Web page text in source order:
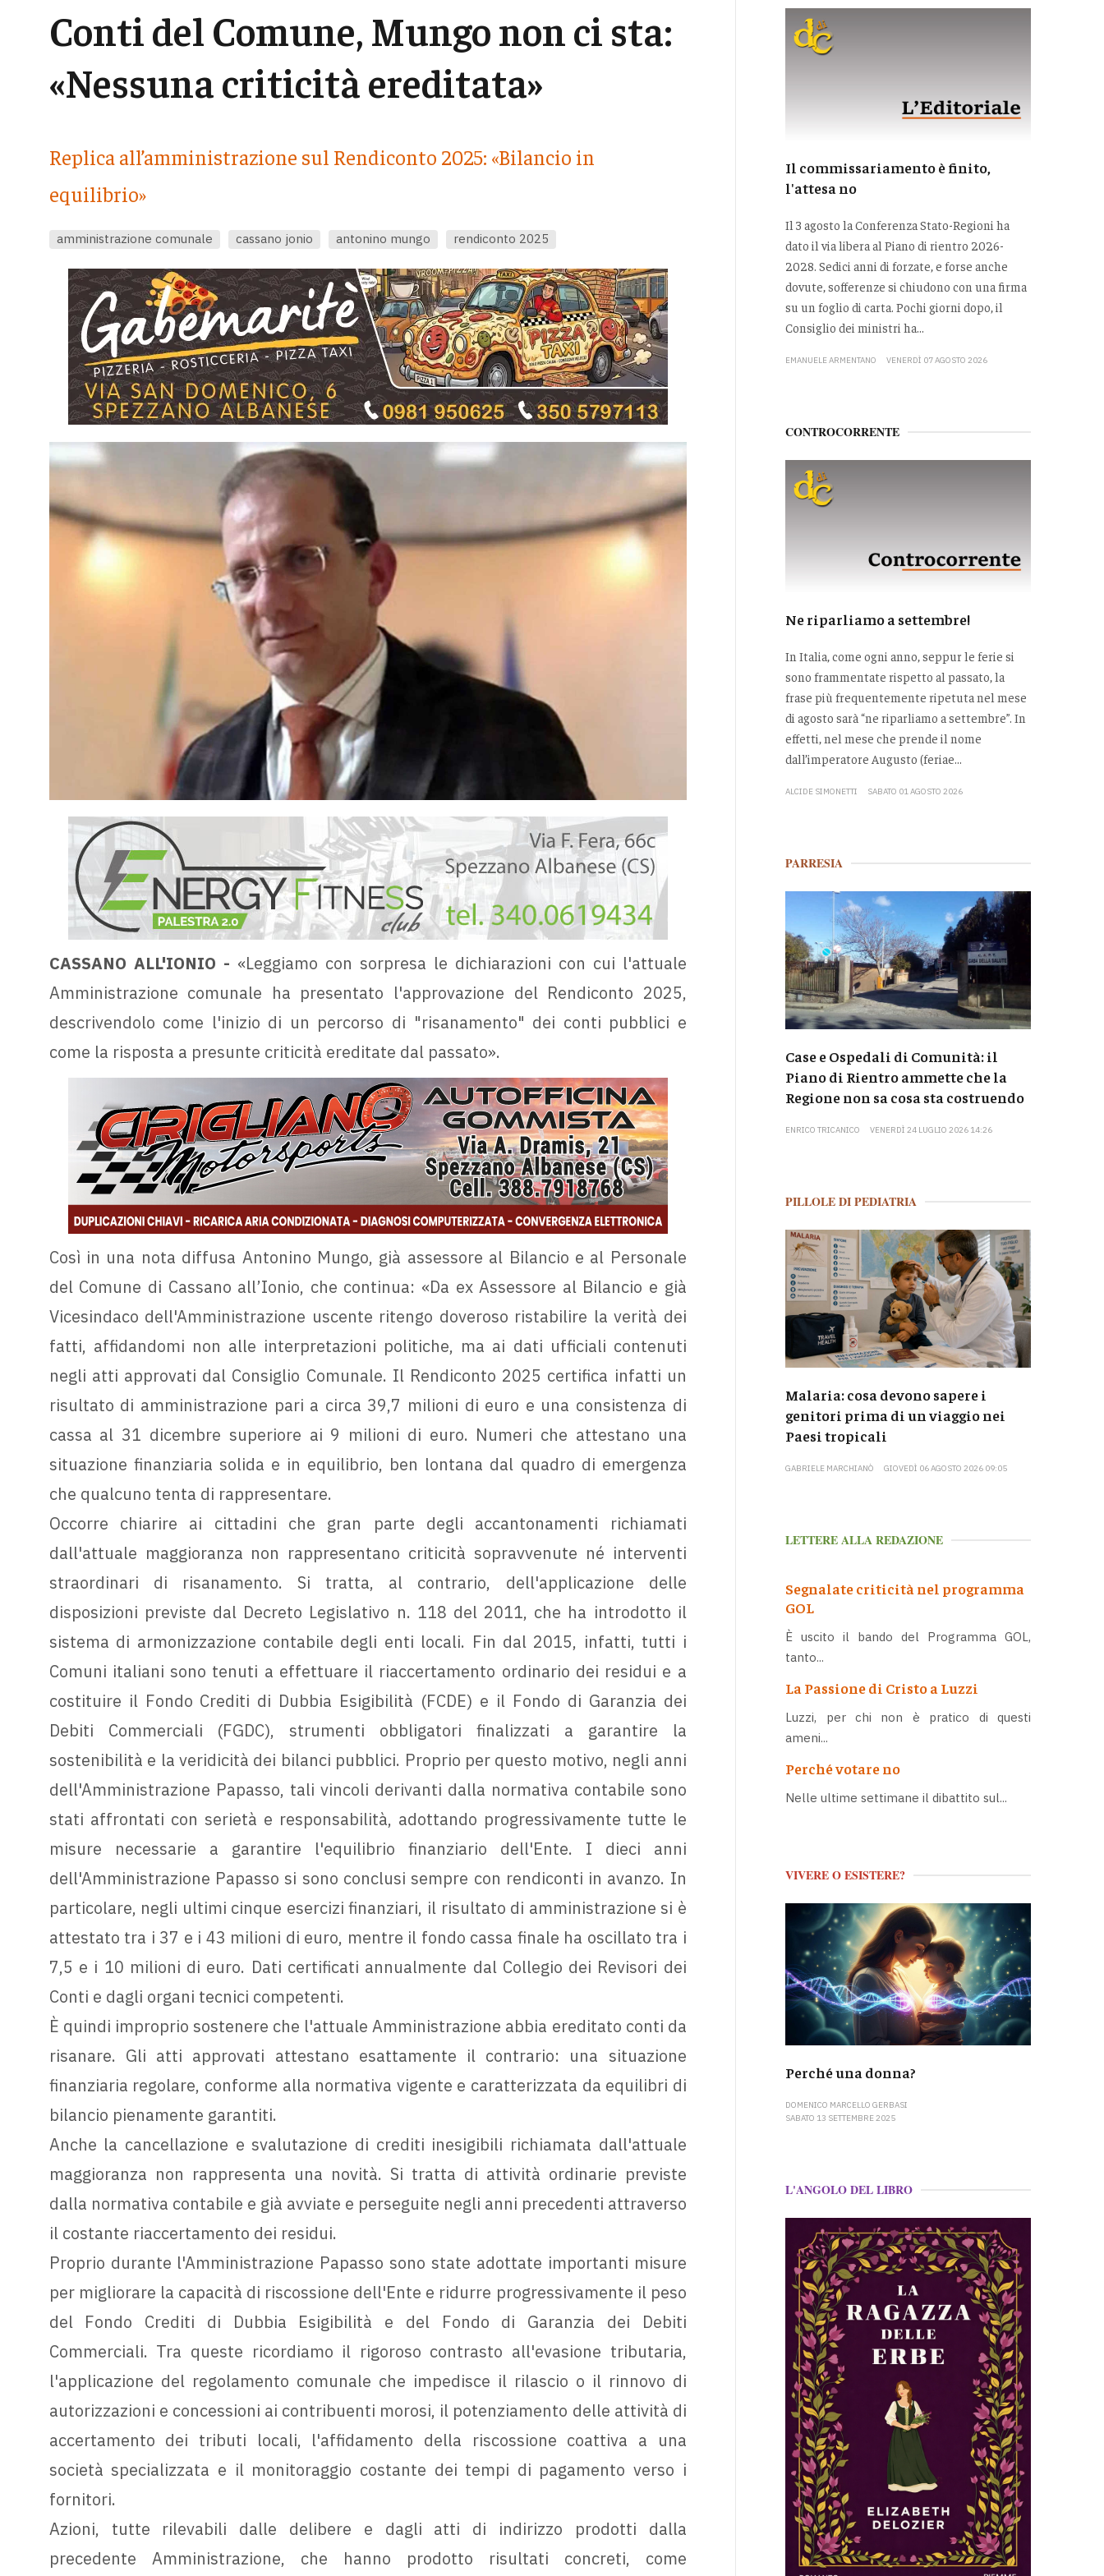
Conti del Comune, Mungo non ci sta:
«Nessuna criticità ereditata»
Replica all’amministrazione sul Rendiconto 2025: «Bilancio in
equilibrio»
amministrazione comunale cassano jonio antonino mungo rendiconto 2025
CASSANO ALL'IONIO - «Leggiamo con sorpresa le dichiarazioni con cui l'attuale
Amministrazione comunale ha presentato l'approvazione del Rendiconto 2025,
descrivendolo come l'inizio di un percorso di "risanamento" dei conti pubblici e
come la risposta a presunte criticità ereditate dal passato».
Così in una nota diffusa Antonino Mungo, già assessore al Bilancio e al Personale
del Comune di Cassano all’Ionio, che continua: «Da ex Assessore al Bilancio e già
Vicesindaco dell'Amministrazione uscente ritengo doveroso ristabilire la verità dei
fatti, affidandomi non alle interpretazioni politiche, ma ai dati ufficiali contenuti
negli atti approvati dal Consiglio Comunale. Il Rendiconto 2025 certifica infatti un
risultato di amministrazione pari a circa 39,7 milioni di euro e una consistenza di
cassa al 31 dicembre superiore ai 9 milioni di euro. Numeri che attestano una
situazione finanziaria solida e in equilibrio, ben lontana dal quadro di emergenza
che qualcuno tenta di rappresentare.
Occorre chiarire ai cittadini che gran parte degli accantonamenti richiamati
dall'attuale maggioranza non rappresentano criticità sopravvenute né interventi
straordinari di risanamento. Si tratta, al contrario, dell'applicazione delle
disposizioni previste dal Decreto Legislativo n. 118 del 2011, che ha introdotto il
sistema di armonizzazione contabile degli enti locali. Fin dal 2015, infatti, tutti i
Comuni italiani sono tenuti a effettuare il riaccertamento ordinario dei residui e a
costituire il Fondo Crediti di Dubbia Esigibilità (FCDE) e il Fondo di Garanzia dei
Debiti Commerciali (FGDC), strumenti obbligatori finalizzati a garantire la
sostenibilità e la veridicità dei bilanci pubblici. Proprio per questo motivo, negli anni
dell'Amministrazione Papasso, tali vincoli derivanti dalla normativa contabile sono
stati affrontati con serietà e responsabilità, adottando progressivamente tutte le
misure necessarie a garantire l'equilibrio finanziario dell'Ente. I dieci anni
dell'Amministrazione Papasso si sono conclusi sempre con rendiconti in avanzo. In
particolare, negli ultimi cinque esercizi finanziari, il risultato di amministrazione si è
attestato tra i 37 e i 43 milioni di euro, mentre il fondo cassa finale ha oscillato tra i
7,5 e i 10 milioni di euro. Dati certificati annualmente dal Collegio dei Revisori dei
Conti e dagli organi tecnici competenti.
È quindi improprio sostenere che l'attuale Amministrazione abbia ereditato conti da
risanare. Gli atti approvati attestano esattamente il contrario: una situazione
finanziaria regolare, conforme alla normativa vigente e caratterizzata da equilibri di
bilancio pienamente garantiti.
Anche la cancellazione e svalutazione di crediti inesigibili richiamata dall'attuale
maggioranza non rappresenta una novità. Si tratta di attività ordinarie previste
dalla normativa contabile e già avviate e perseguite negli anni precedenti attraverso
il costante riaccertamento dei residui.
Proprio durante l'Amministrazione Papasso sono state adottate importanti misure
per migliorare la capacità di riscossione dell'Ente e ridurre progressivamente il peso
del Fondo Crediti di Dubbia Esigibilità e del Fondo di Garanzia dei Debiti
Commerciali. Tra queste ricordiamo il rigoroso contrasto all'evasione tributaria,
l'applicazione del regolamento comunale che impedisce il rilascio o il rinnovo di
autorizzazioni e concessioni ai contribuenti morosi, il potenziamento delle attività di
accertamento dei tributi locali, l'affidamento della riscossione coattiva a una
società specializzata e il monitoraggio costante dei tempi di pagamento verso i
fornitori.
Azioni, tutte rilevabili dalle delibere e dagli atti di indirizzo prodotti dalla
precedente Amministrazione, che hanno prodotto risultati concreti, come
Il commissariamento è finito,
l'attesa no
Il 3 agosto la Conferenza Stato-Regioni ha
dato il via libera al Piano di rientro 2026-
2028. Sedici anni di forzate, e forse anche
dovute, sofferenze si chiudono con una firma
su un foglio di carta. Pochi giorni dopo, il
Consiglio dei ministri ha...
EMANUELE ARMENTANO VENERDÌ 07 AGOSTO 2026
CONTROCORRENTE
Ne riparliamo a settembre!
In Italia, come ogni anno, seppur le ferie si
sono frammentate rispetto al passato, la
frase più frequentemente ripetuta nel mese
di agosto sarà “ne riparliamo a settembre”. In
effetti, nel mese che prende il nome
dall’imperatore Augusto (feriae...
ALCIDE SIMONETTI SABATO 01 AGOSTO 2026
PARRESIA
Case e Ospedali di Comunità: il
Piano di Rientro ammette che la
Regione non sa cosa sta costruendo
ENRICO TRICANICO VENERDÌ 24 LUGLIO 2026 14:26
PILLOLE DI PEDIATRIA
Malaria: cosa devono sapere i
genitori prima di un viaggio nei
Paesi tropicali
GABRIELE MARCHIANÒ GIOVEDÌ 06 AGOSTO 2026 09:05
LETTERE ALLA REDAZIONE
Segnalate criticità nel programma
GOL
È uscito il bando del Programma GOL,
tanto...
La Passione di Cristo a Luzzi
Luzzi, per chi non è pratico di questi
ameni...
Perché votare no
Nelle ultime settimane il dibattito sul...
VIVERE O ESISTERE?
Perché una donna?
DOMENICO MARCELLO GERBASI
SABATO 13 SETTEMBRE 2025
L'ANGOLO DEL LIBRO